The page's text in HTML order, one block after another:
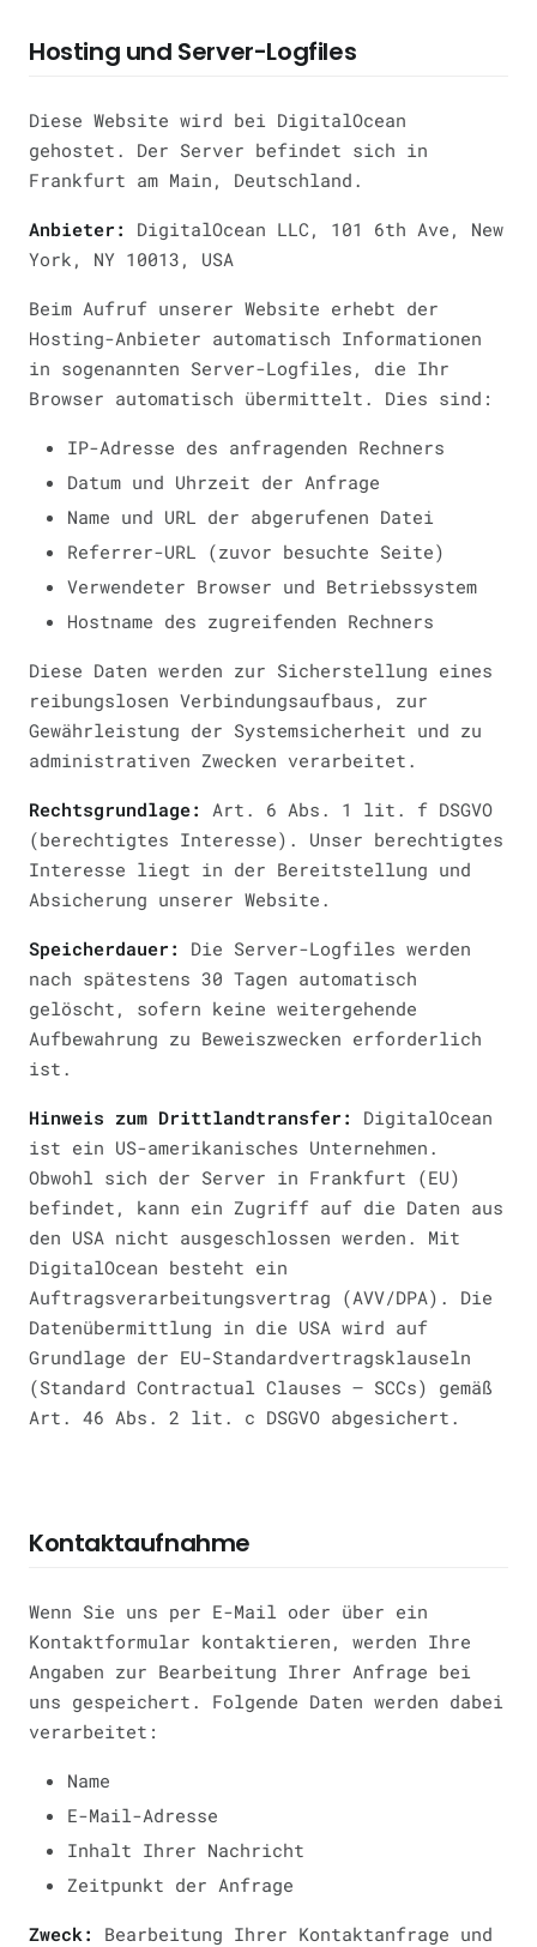
Hosting und Server-Logfiles
Diese Website wird bei DigitalOcean
gehostet. Der Server befindet sich in
Frankfurt am Main, Deutschland.
Anbieter:
DigitalOcean LLC, 101 6th Ave, New
York, NY 10013, USA
Beim Aufruf unserer Website erhebt der
Hosting-Anbieter automatisch Informationen
in sogenannten Server-Logfiles, die Ihr
Browser automatisch übermittelt. Dies sind:
IP-Adresse des anfragenden Rechners
Datum und Uhrzeit der Anfrage
Name und URL der abgerufenen Datei
Referrer-URL (zuvor besuchte Seite)
Verwendeter Browser und Betriebssystem
Hostname des zugreifenden Rechners
Diese Daten werden zur Sicherstellung eines
reibungslosen Verbindungsaufbaus, zur
Gewährleistung der Systemsicherheit und zu
administrativen Zwecken verarbeitet.
Rechtsgrundlage: Art. 6 Abs. 1 lit. f DSGVO
(berechtigtes Interesse). Unser berechtigtes
Interesse liegt in der Bereitstellung und
Absicherung unserer Website.
Speicherdauer:
Die Server-Logfiles werden
nach spätestens 30 Tagen automatisch
gelöscht, sofern keine weitergehende
Aufbewahrung zu Beweiszwecken erforderlich
ist.
Hinweis zum Drittlandtransfer:
DigitalOcean
ist ein US-amerikanisches Unternehmen.
Obwohl sich der Server in Frankfurt (EU)
befindet, kann ein Zugriff auf die Daten aus
den USA nicht ausgeschlossen werden. Mit
DigitalOcean besteht ein
Auftragsverarbeitungsvertrag (AVV/DPA). Die
Datenübermittlung in die USA wird auf
Grundlage der EU-Standardvertragsklauseln
(Standard Contractual Clauses — SCCs) gemäß
Art. 46 Abs. 2 lit. c DSGVO abgesichert.
Kontaktaufnahme
Wenn Sie uns per E-Mail oder über ein
Kontaktformular kontaktieren, werden Ihre
Angaben zur Bearbeitung Ihrer Anfrage bei
uns gespeichert. Folgende Daten werden dabei
verarbeitet:
Name
E-Mail-Adresse
Inhalt Ihrer Nachricht
Zeitpunkt der Anfrage
Zweck:
Bearbeitung Ihrer Kontaktanfrage und